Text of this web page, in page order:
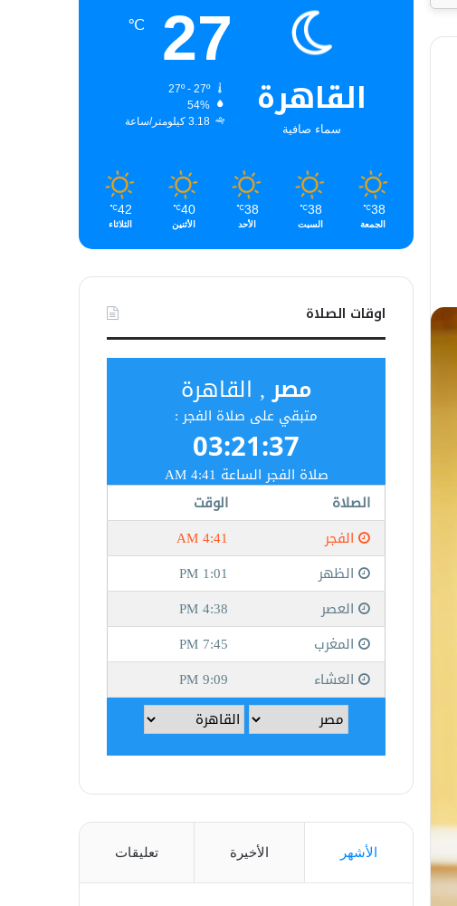
القاهرة
سماء صافية
27
℃
27º - 27º
54%
3.18 كيلومتر/ساعة
38
℃
الجمعة
38
℃
السبت
38
℃
الأحد
40
℃
الأثنين
42
℃
الثلاثاء
اوقات الصلاة
الأشهر الأخيرة تعليقات